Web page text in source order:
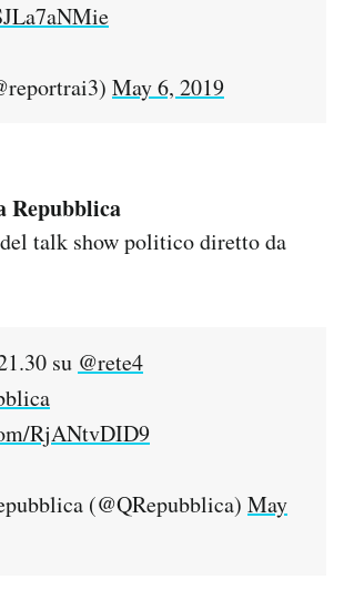
May 6, 2019
Repubblica
talk show politico diretto da
su @rete4
RjANtvDID9
(@QRepubblica) May